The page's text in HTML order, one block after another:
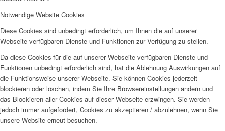
Notwendige Website Cookies
Diese Cookies sind unbedingt erforderlich, um Ihnen die auf unserer
Webseite verfügbaren Dienste und Funktionen zur Verfügung zu stellen.
Da diese Cookies für die auf unserer Webseite verfügbaren Dienste und
Funktionen unbedingt erforderlich sind, hat die Ablehnung Auswirkungen auf
die Funktionsweise unserer Webseite. Sie können Cookies jederzeit
blockieren oder löschen, indem Sie Ihre Browsereinstellungen ändern und
das Blockieren aller Cookies auf dieser Webseite erzwingen. Sie werden
jedoch immer aufgefordert, Cookies zu akzeptieren / abzulehnen, wenn Sie
unsere Website erneut besuchen.